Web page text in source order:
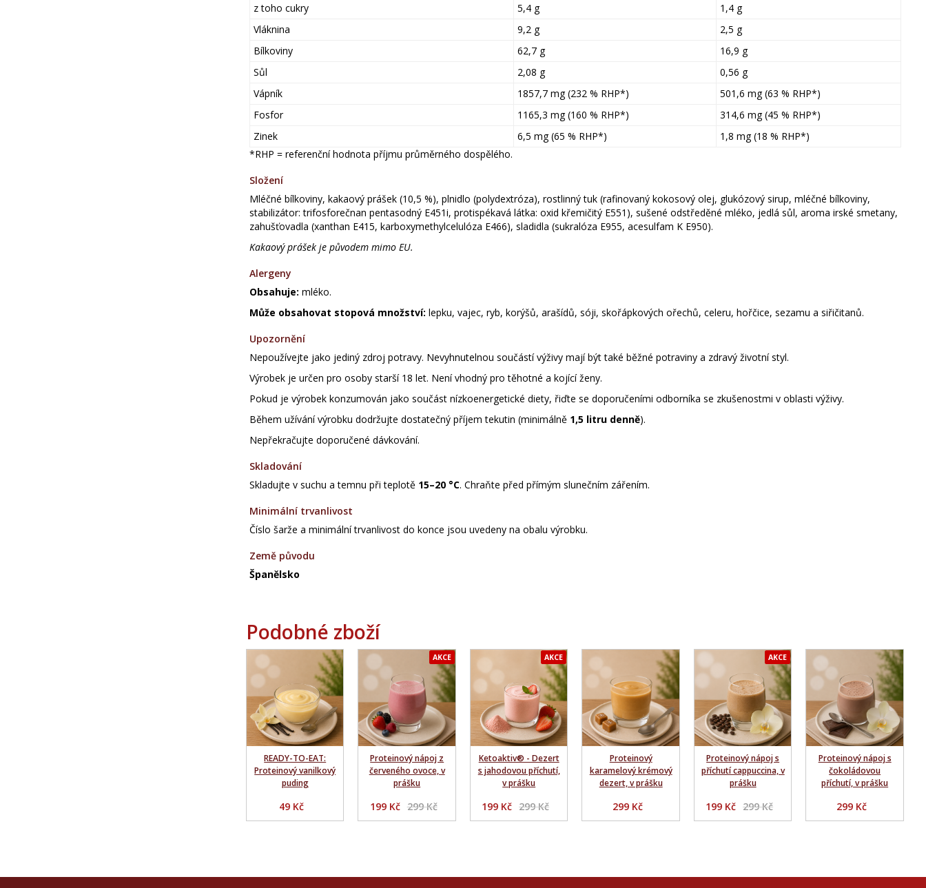
z toho cukry
5,4 g
1,4 g
Vláknina
9,2 g
2,5 g
Bílkoviny
62,7 g
16,9 g
Sůl
2,08 g
0,56 g
Vápník
1857,7 mg (232 % RHP*)
501,6 mg (63 % RHP*)
Fosfor
1165,3 mg (160 % RHP*)
314,6 mg (45 % RHP*)
Zinek
6,5 mg (65 % RHP*)
1,8 mg (18 % RHP*)
*RHP = referenční hodnota příjmu průměrného dospělého.
Složení
Mléčné bílkoviny, kakaový prášek (10,5 %), plnidlo (polydextróza), rostlinný tuk (rafinovaný kokosový olej, glukózový sirup, mléčné bílkoviny,
stabilizátor: trifosforečnan pentasodný E451i, protispékavá látka: oxid křemičitý E551), sušené odstředěné mléko, jedlá sůl, aroma irské smetany,
zahušťovadla (xanthan E415, karboxymethylcelulóza E466), sladidla (sukralóza E955, acesulfam K E950).
Kakaový prášek je původem mimo EU.
Alergeny
Obsahuje: mléko.
Může obsahovat stopová množství: lepku, vajec, ryb, korýšů, arašídů, sóji, skořápkových ořechů, celeru, hořčice, sezamu a siřičitanů.
Upozornění
Nepoužívejte jako jediný zdroj potravy. Nevyhnutelnou součástí výživy mají být také běžné potraviny a zdravý životní styl.
Výrobek je určen pro osoby starší 18 let. Není vhodný pro těhotné a kojící ženy.
Pokud je výrobek konzumován jako součást nízkoenergetické diety, řiďte se doporučeními odborníka se zkušenostmi v oblasti výživy.
Během užívání výrobku dodržujte dostatečný příjem tekutin (minimálně 1,5 litru denně).
Nepřekračujte doporučené dávkování.
Skladování
Skladujte v suchu a temnu při teplotě 15–20 °C. Chraňte před přímým slunečním zářením.
Minimální trvanlivost
Číslo šarže a minimální trvanlivost do konce jsou uvedeny na obalu výrobku.
Země původu
Španělsko
Podobné zboží
READY-TO-EAT:
Proteinový vanilkový
puding
49 Kč
AKCE
Proteinový nápoj z
červeného ovoce, v
prášku
199 Kč 299 Kč
AKCE
Ketoaktiv® - Dezert
s jahodovou příchutí,
v prášku
199 Kč 299 Kč
Proteinový
karamelový krémový
dezert, v prášku
299 Kč
AKCE
Proteinový nápoj s
příchutí cappuccina, v
prášku
199 Kč 299 Kč
Proteinový nápoj s
čokoládovou
příchutí, v prášku
299 Kč